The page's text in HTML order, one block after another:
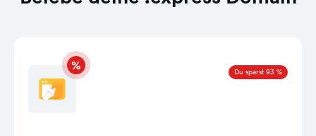
Du sparst 93 %